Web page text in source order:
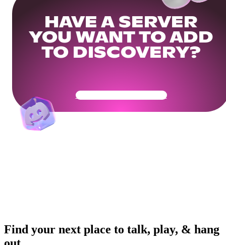
HAVE A SERVER
YOU WANT TO ADD
TO DISCOVERY?
Get Your Community Ready
Find your next place to talk, play, & hang